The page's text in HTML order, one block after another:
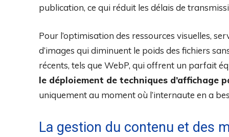
publication, ce qui réduit les délais de
Pour l’optimisation des ressources visuelles,
d’images qui diminuent le poids des fichiers
récents, tels que WebP, qui offrent un parfait
le déploiement de techniques d’affichage
uniquement au moment où l’internaute en a
La gestion du contenu et des